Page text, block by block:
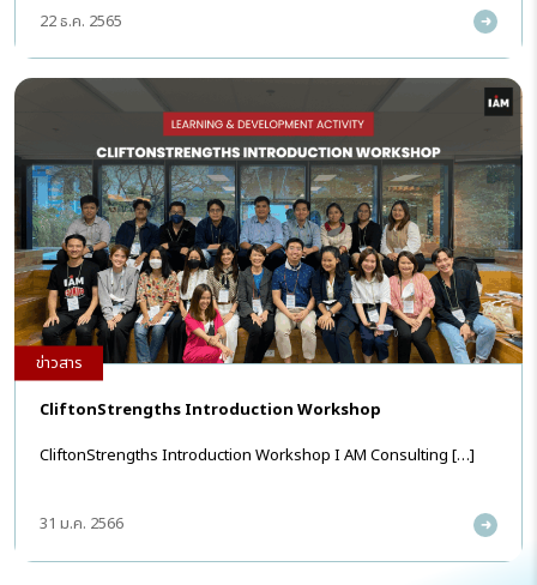
22 ธ.ค. 2565
CliftonStrengths Introduction Workshop
CliftonStrengths Introduction Workshop I AM Consulting […]
ข่าวสาร
31 ม.ค. 2566